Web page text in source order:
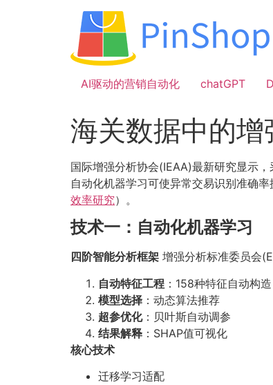
AI驱动的营销自动化
chatGPT
海关数据中的
国际增强分析协会(IEAA)最新研究显示
自动化机器学习可使异常交易识别准确
效率研究）。
技术一：自动化机器学习
四阶智能分析框架 增强分析标准委员会
自动特征工程 ：158种特征自动构造
模型选择 ：动态算法推荐
超参优化：贝叶斯自动调参
结果解释 ：SHAP值可视化
核心技术
迁移学习适配